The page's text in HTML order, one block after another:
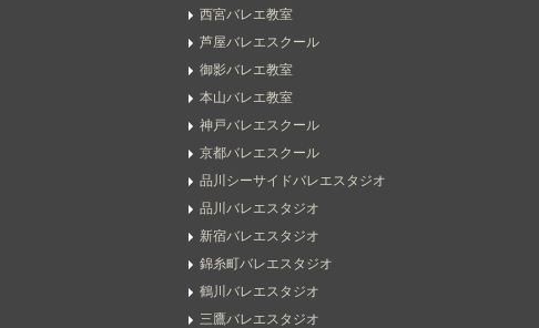
西宮バレエ教室
芦屋バレエスクール
御影バレエ教室
本山バレエ教室
神戸バレエスクール
京都バレエスクール
品川シーサイドバレエスタジオ
品川バレエスタジオ
新宿バレエスタジオ
錦糸町バレエスタジオ
鶴川バレエスタジオ
三鷹バレエスタジオ